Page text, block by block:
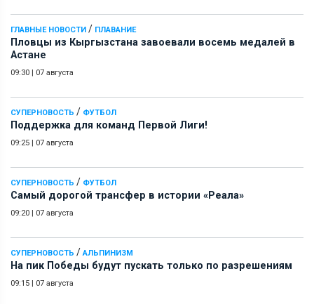
ГЛАВНЫЕ НОВОСТИ / ПЛАВАНИЕ
Пловцы из Кыргызстана завоевали восемь медалей в
Астане
09:30 | 07 августа
СУПЕРНОВОСТЬ / ФУТБОЛ
Поддержка для команд Первой Лиги!
09:25 | 07 августа
СУПЕРНОВОСТЬ / ФУТБОЛ
Самый дорогой трансфер в истории «Реала»
09:20 | 07 августа
СУПЕРНОВОСТЬ / АЛЬПИНИЗМ
На пик Победы будут пускать только по разрешениям
09:15 | 07 августа